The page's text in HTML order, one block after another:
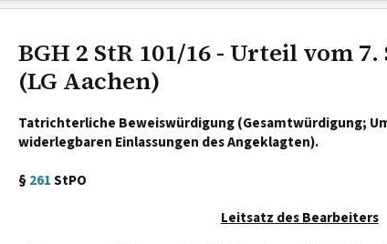
BGH 2 StR 101/16 - Urteil vom
(LG Aachen)
Tatrichterliche Beweiswürdigung (Gesamtwürdigung;
widerlegbaren Einlassungen des Angeklagten).
§261StPO
Leitsatz des Bearbeiters